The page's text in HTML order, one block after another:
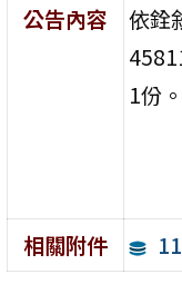
公告內容
依銓
1份。
相關附件